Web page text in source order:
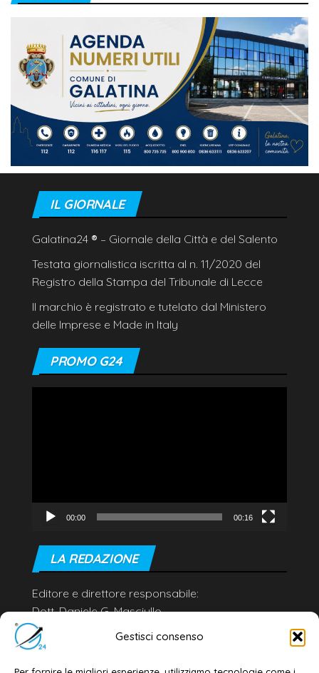
Gestisci consenso
IL GIORNALE
Galatina24 ® – Giornale della Città e del Salento
Testata giornalistica iscritta al n. 11/2020 del
Registro della Stampa del Tribunale di Lecce
Il marchio è registrato e tutelato dal Ministero
delle Imprese e Made in Italy
PROMO G24
00:00 00:16
LA REDAZIONE
Editore e direttore responsabile:
Dott. Daniele G. Masciullo
Email:
redazione@galatina24.it